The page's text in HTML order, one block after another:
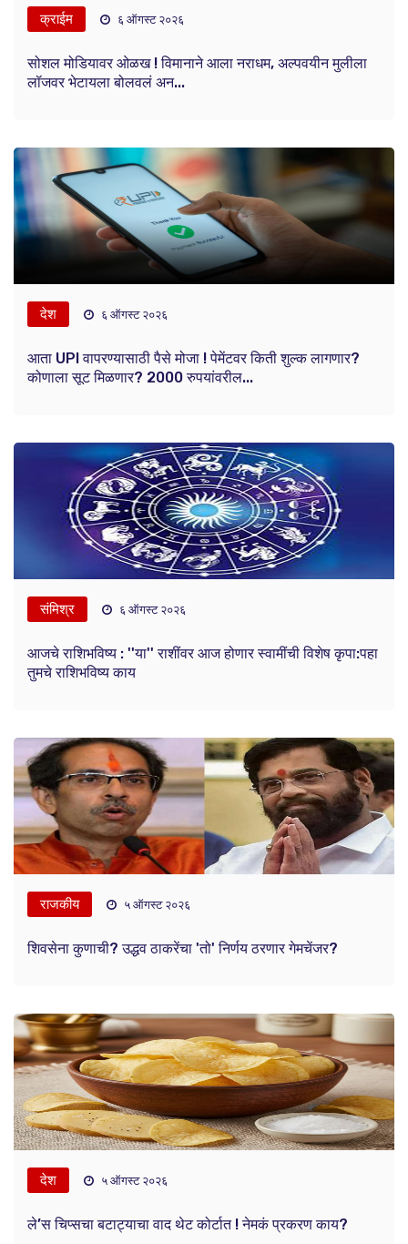
क्राईम ६ ऑगस्ट २०२६
सोशल मोडियावर ओळख ! विमानाने आला नराधम, अल्पवयीन मुलीला
लॉजवर भेटायला बोलवलं अन...
देश ६ ऑगस्ट २०२६
आता UPI वापरण्यासाठी पैसे मोजा ! पेमेंटवर किती शुल्क लागणार?
कोणाला सूट मिळणार? 2000 रुपयांवरील...
संमिश्र ६ ऑगस्ट २०२६
आजचे राशिभविष्य : ''या'' राशींवर आज होणार स्वामींची विशेष कृपा:पहा
तुमचे राशिभविष्य काय
राजकीय ५ ऑगस्ट २०२६
शिवसेना कुणाची? उद्धव ठाकरेंचा 'तो' निर्णय ठरणार गेमचेंजर?
देश ५ ऑगस्ट २०२६
ले’स चिप्सचा बटाट्याचा वाद थेट कोर्टात ! नेमकं प्रकरण काय?